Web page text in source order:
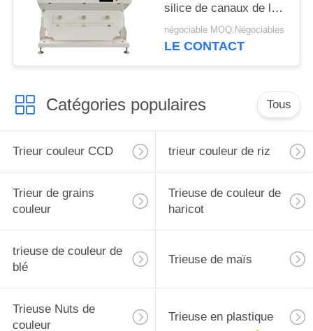
silice de canaux de la
trieuse 1200 de couleur
de minerai de quartz
négociable MOQ:Négociables
LE CONTACT
Catégories populaires Tous
Trieur couleur CCD trieur couleur de riz
Trieur de grains
couleur
Trieuse de couleur de
haricot
trieuse de couleur de
blé
Trieuse de maïs
Trieuse Nuts de
couleur
Trieuse en plastique